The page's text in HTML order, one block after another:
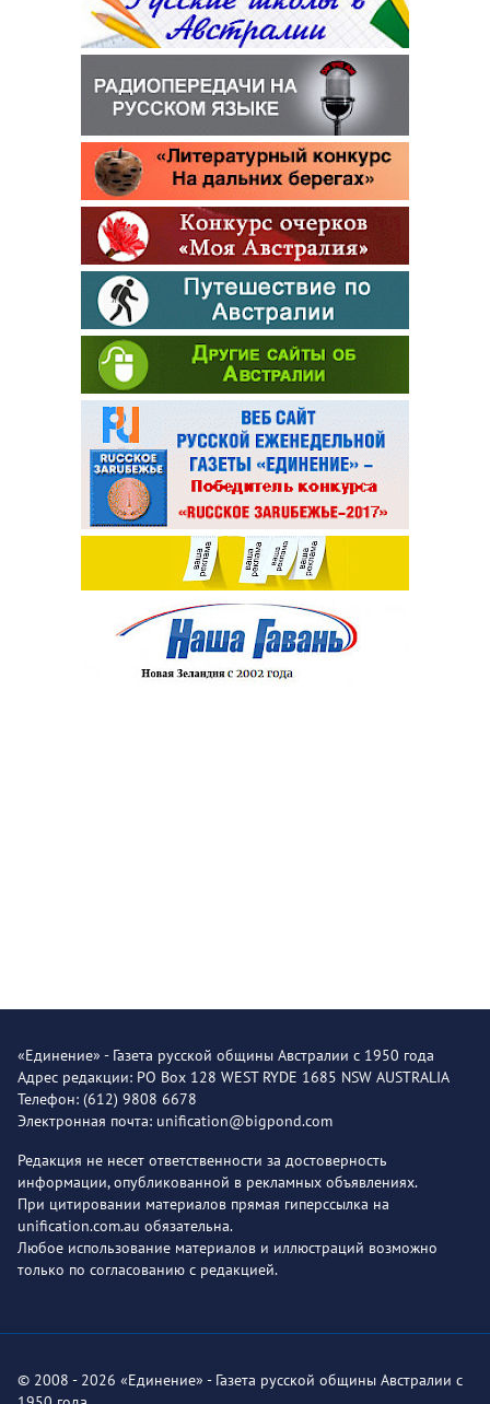
«Единение» - Газета русской общины Австралии с 1950 года
Адрес редакции: PO Box 128 WEST RYDE 1685 NSW AUSTRALIA
Телефон: (612) 9808 6678
Электронная почта: unification@bigpond.com
Редакция не несет ответственности за достоверность
информации, опубликованной в рекламных объявлениях.
При цитировании материалов прямая гиперссылка на
unification.com.au обязательна.
Любое использование материалов и иллюстраций возможно
только по согласованию с редакцией.
© 2008 - 2026 «Единение» - Газета русской общины Австралии с